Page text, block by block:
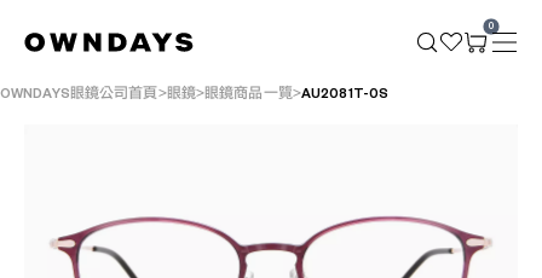
0
OWNDAYS眼鏡公司首頁 眼鏡 眼鏡商品一覽 AU2081T-0S